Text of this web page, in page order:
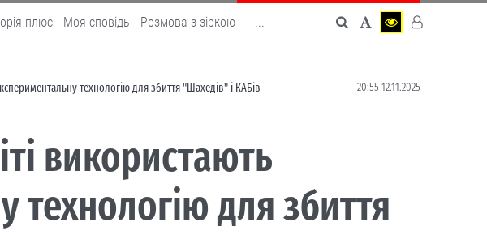
плюс Моя сповідь Розмова з зіркою ...
технологію для збиття "Шахедів" і КАБів 20:55 12.11.2025
використають
технологію для збиття